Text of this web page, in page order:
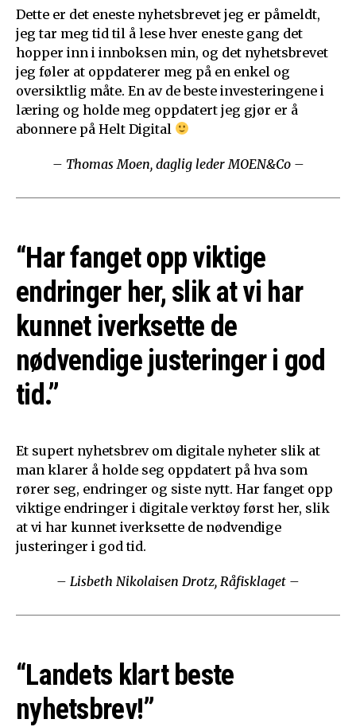
Dette er det eneste nyhetsbrevet jeg er påmeldt,
jeg tar meg tid til å lese hver eneste gang det
hopper inn i innboksen min, og det nyhetsbrevet
jeg føler at oppdaterer meg på en enkel og
oversiktlig måte. En av de beste investeringene i
læring og holde meg oppdatert jeg gjør er å
abonnere på Helt Digital
– Thomas Moen, daglig leder MOEN&Co –
“Har fanget opp viktige
endringer her, slik at vi har
kunnet iverksette de
nødvendige justeringer i god
tid.”
Et supert nyhetsbrev om digitale nyheter slik at
man klarer å holde seg oppdatert på hva som
rører seg, endringer og siste nytt. Har fanget opp
viktige endringer i digitale verktøy først her, slik
at vi har kunnet iverksette de nødvendige
justeringer i god tid.
– Lisbeth Nikolaisen Drotz, Råfisklaget –
“Landets klart beste
nyhetsbrev!”